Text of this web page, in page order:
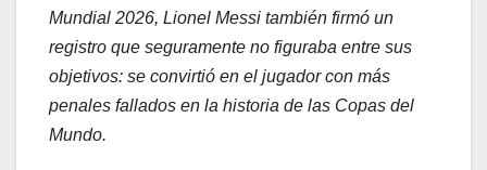
Mundial 2026, Lionel Messi también firmó un
registro que seguramente no figuraba entre sus
objetivos: se convirtió en el jugador con más
penales fallados en la historia de las Copas del
Mundo.